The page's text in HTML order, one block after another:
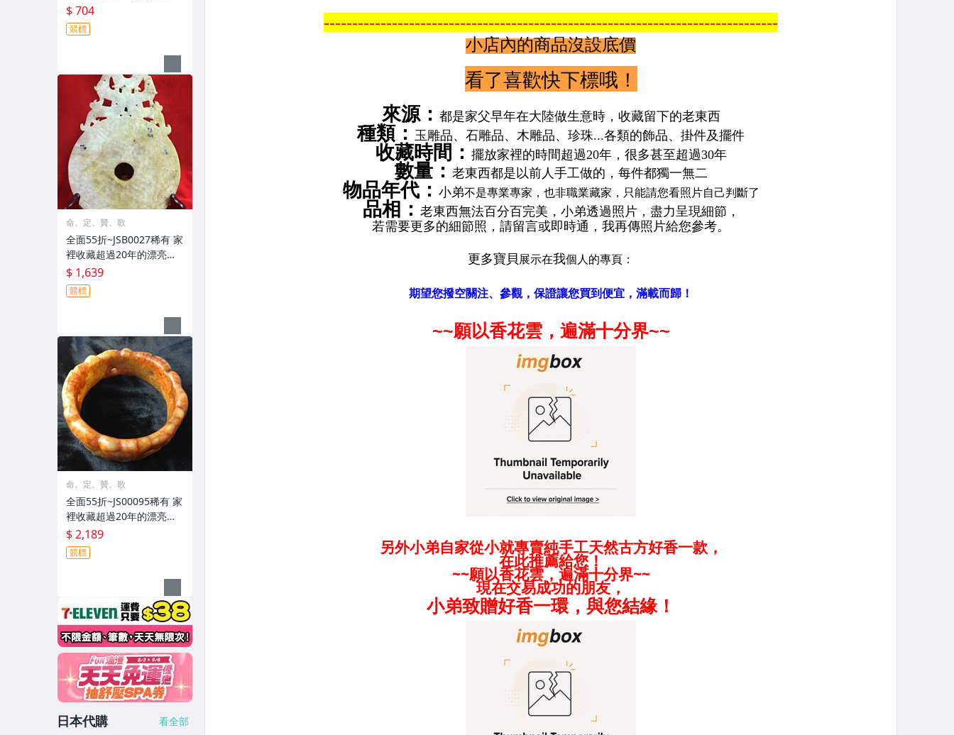
石雕刻品-石雕花瓶擺件
$ 704
競標
命。定。贊。歌
全面55折~JSB0027稀有 家
裡收藏超過20年的漂亮玉
石雕刻品、玉璧、擺飾
$ 1,639
競標
命。定。贊。歌
全面55折~JS00095稀有 家
裡收藏超過20年的漂亮玉
石雕刻品-沁彩手環a
$ 2,189
競標
日本代購 看全部